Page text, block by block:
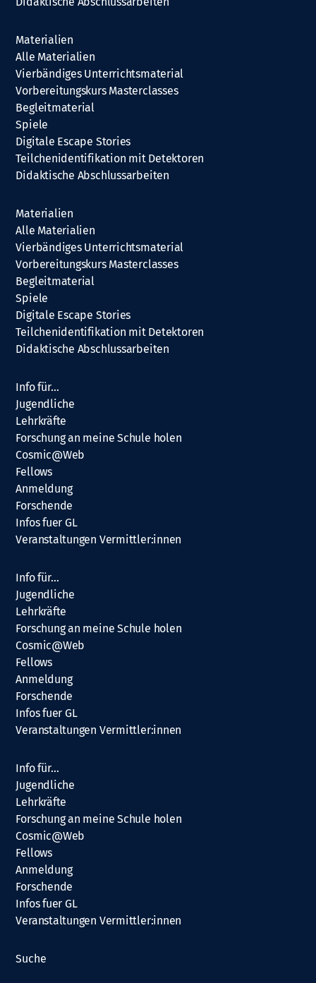
Materialien
Alle Materialien
Vierbändiges Unterrichtsmaterial
Vorbereitungskurs Masterclasses
Begleitmaterial
Spiele
Digitale Escape Stories
Teilchenidentifikation mit Detektoren
Didaktische Abschlussarbeiten
Materialien
Alle Materialien
Vierbändiges Unterrichtsmaterial
Vorbereitungskurs Masterclasses
Begleitmaterial
Spiele
Digitale Escape Stories
Teilchenidentifikation mit Detektoren
Didaktische Abschlussarbeiten
Info für…
Jugendliche
Lehrkräfte
Forschung an meine Schule holen
Cosmic@Web
Fellows
Anmeldung
Forschende
Infos fuer GL
Veranstaltungen Vermittler:innen
Info für…
Jugendliche
Lehrkräfte
Forschung an meine Schule holen
Cosmic@Web
Fellows
Anmeldung
Forschende
Infos fuer GL
Veranstaltungen Vermittler:innen
Info für…
Jugendliche
Lehrkräfte
Forschung an meine Schule holen
Cosmic@Web
Fellows
Anmeldung
Forschende
Infos fuer GL
Veranstaltungen Vermittler:innen
Suche